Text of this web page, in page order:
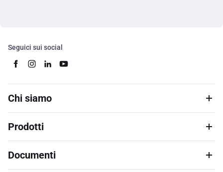
Seguici sui social
Chi siamo
Prodotti
Documenti